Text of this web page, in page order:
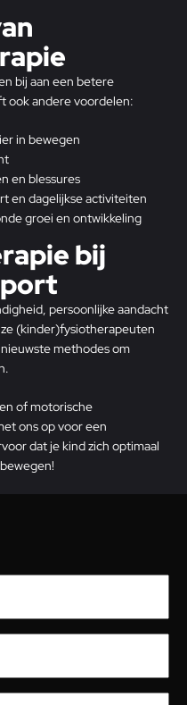
bij aan een betere
ook andere voordelen:
in bewegen
en blessures
en dagelijkse activiteiten
groei en ontwikkeling
bij
persoonlijke aandacht
(kinder)fysiotherapeuten
methodes om
of motorische
ons op voor een
dat je kind zich optimaal